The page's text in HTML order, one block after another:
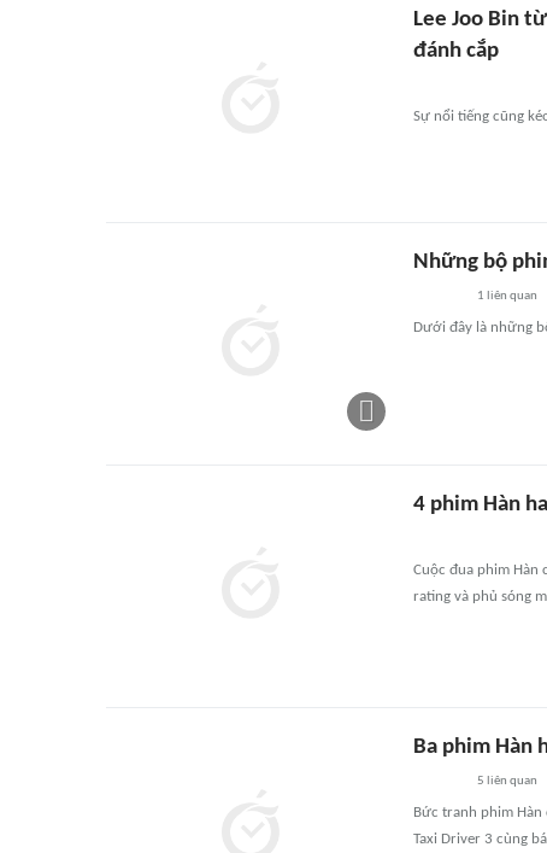
Lee Joo Bin
đánh cắp
Sự nổi tiếng cũng
Những bộ
1 liên quan
Dưới đây là những
4 phim Hàn
Cuộc đua phim Hàn
rating và phủ sóng
Ba phim Hàn
5 liên quan
Bức tranh phim Hàn
Taxi Driver 3 cùng